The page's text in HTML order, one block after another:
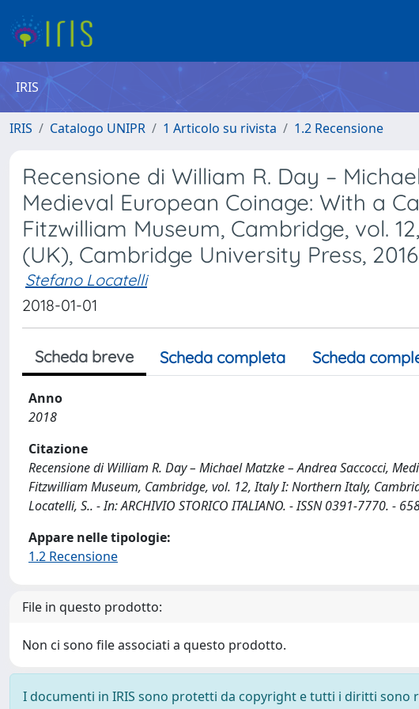
IRIS
IRIS Catalogo UNIPR 1 Articolo su rivista 1.2 Recensione
Recensione di William R. Day –
Medieval European Coinage: With a
Fitzwilliam Museum, Cambridge, vol.
(UK), Cambridge University Press,
Stefano Locatelli
2018-01-01
Scheda breve Scheda completa Scheda
Anno
2018
Citazione
Recensione di William R. Day – Michael Matzke – Andrea Saccocci,
Fitzwilliam Museum, Cambridge, vol. 12, Italy I: Northern Italy,
Locatelli, S.. - In: ARCHIVIO STORICO ITALIANO. - ISSN 0391-7770. -
Appare nelle tipologie:
1.2 Recensione
File in questo prodotto:
Non ci sono file associati a questo prodotto.
I documenti in IRIS sono protetti da copyright e tutti i diritti sono